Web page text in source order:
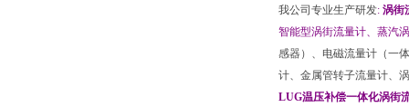
我公司专业生产研发: 涡街
智能型涡街流量计、蒸汽
感器）、电磁流量计（一
计、金属管转子流量计、
LUG温压补偿一体化涡街